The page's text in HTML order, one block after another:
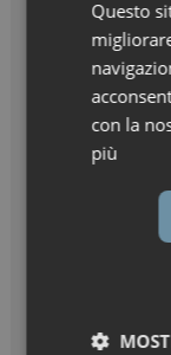
Questo
con la
più